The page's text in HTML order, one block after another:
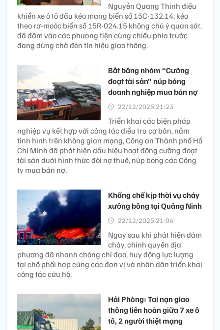
Nguyễn Quang Thinh điều
khiển xe ô tô đầu kéo mang biển số 15C-132.14, kéo
theo rơ-moóc biển số 15R-024.15 không chú ý quan sát,
đã đâm vào các phương tiện cùng chiều phía trước
đang dừng chờ đèn tín hiệu giao thông.
Bắt băng nhóm “Cưỡng
đoạt tài sản” núp bóng
doanh nghiệp mua bán nợ
22/12/2025 21:23’
Triển khai các biện pháp
nghiệp vụ kết hợp với công tác điều tra cơ bản, nắm
tình hình trên không gian mạng, Công an Thành phố Hồ
Chí Minh đã phát hiện dấu hiệu hoạt động cưỡng đoạt
tài sản dưới hình thức đòi nợ thuê, núp bóng các Công
ty mua bán nợ.
Khống chế kịp thời vụ cháy
xưởng bông tại Quảng Ninh
22/12/2025 21:06’
Ngay sau khi phát hiện đám
cháy, chính quyền địa
phương đã nhanh chóng chỉ đạo, huy động lực lượng
tại chỗ phối hợp cùng các đơn vị và nhân dân triển khai
công tác cứu hộ.
Hải Phòng: Tai nạn giao
thông liên hoàn giữa 7 xe ô
tô, 2 người thiệt mạng